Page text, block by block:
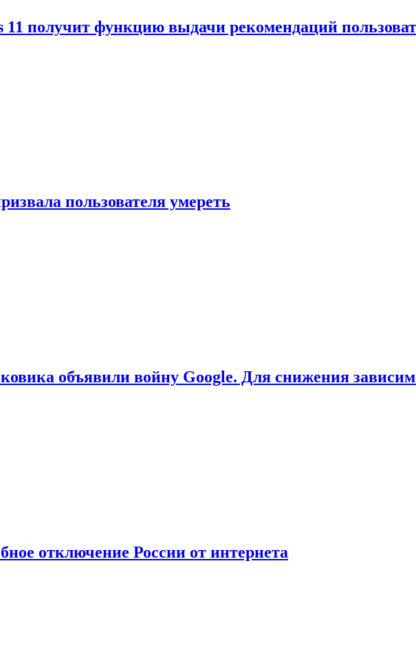
11 получит функцию выдачи рекомендаций
пользователя умереть
объявили войну Google. Для снижения
отключение России от интернета